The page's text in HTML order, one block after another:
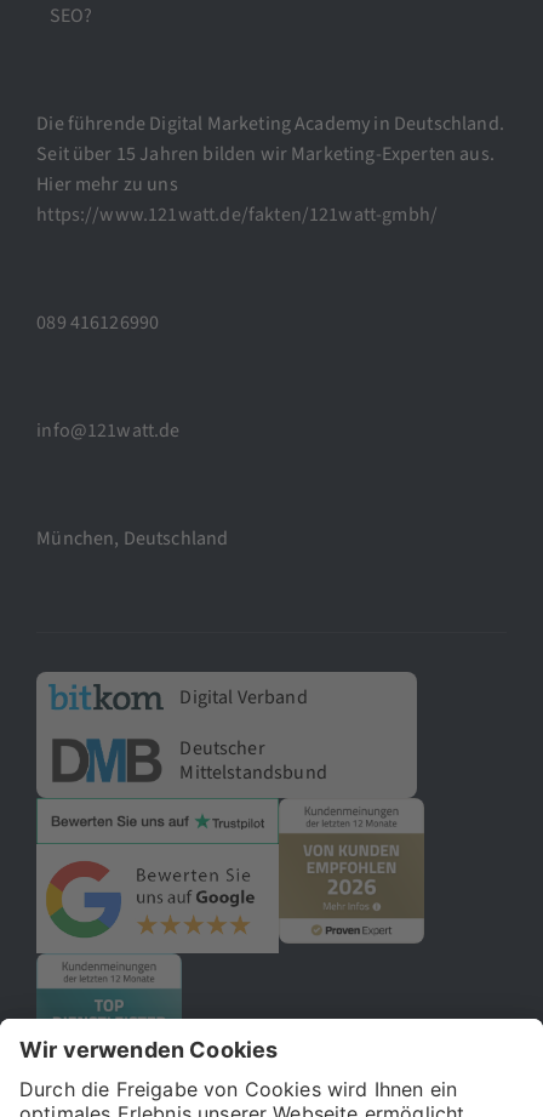
SEO?
Die führende Digital Marketing Academy in Deutschland.
Seit über 15 Jahren bilden wir Marketing-Experten aus.
Hier mehr zu uns
https://www.121watt.de/fakten/121watt-gmbh/
089 416126990
info@121watt.de
München, Deutschland
Digital Verband
Deutscher
Mittelstandsbund